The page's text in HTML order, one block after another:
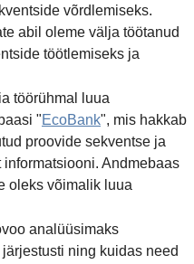
võrdlemiseks.
abil oleme välja töötanud
töötlemiseks ja
töörühmal luua
"EcoBank", mis hakkab
proovide sekventse ja
Andmebaas
oleks võimalik luua
analüüsimaks
ning kuidas need